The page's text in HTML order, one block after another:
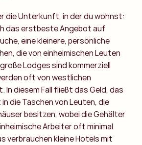
die Unterkunft, in der du wohnst:
das erstbeste Angebot auf
eine kleinere, persönliche
die von einheimischen Leuten
Lodges sind kommerziell
oft von westlichen
diesem Fall fließt das Geld, das
die Taschen von Leuten, die
besitzen, wobei die Gehälter
Arbeiter oft minimal
verbrauchen kleine Hotels mit